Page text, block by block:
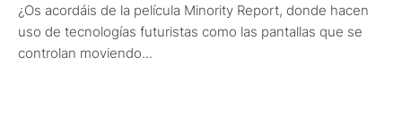
¿Os acordáis de la película Minority Report, donde hacen
uso de tecnologías futuristas como las pantallas que se
controlan moviendo...